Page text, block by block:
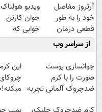
آرتروز مفاصل
خود را به طور
قطعی درمان
کنید!
◗پرسش‌نامه◖
ویدیو هولناک
جوان کارتن
خوابی که
میلیاردر شد.
آموزش
از سراسر وب
جوانسازی پوست
صورت را با کرم
ضدچروک آلمانی تجربه
این
میکنه!50%تخفیف